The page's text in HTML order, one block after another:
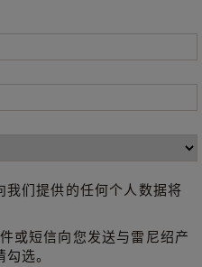
我们提供的任何个人数据将
或短信向您发送与雷尼绍产
选。